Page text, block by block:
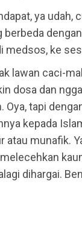
ya udah,
berbeda
medsos, ke
lawan caci-
dosa dan
tapi
kepada
atau munafik.
dihargai.